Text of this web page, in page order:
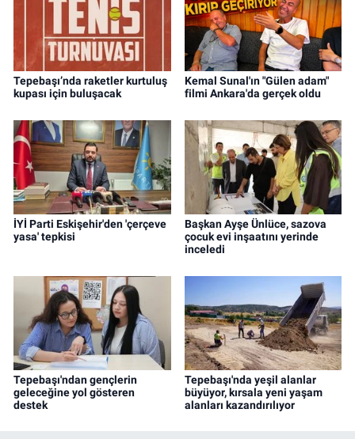
Tepebaşı’nda raketler kurtuluş
kupası için buluşacak
Kemal Sunal'ın "Gülen adam"
filmi Ankara'da gerçek oldu
İYİ Parti Eskişehir'den 'çerçeve
yasa' tepkisi
Başkan Ayşe Ünlüce, sazova
çocuk evi inşaatını yerinde
inceledi
Tepebaşı'ndan gençlerin
geleceğine yol gösteren
destek
Tepebaşı'nda yeşil alanlar
büyüyor, kırsala yeni yaşam
alanları kazandırılıyor